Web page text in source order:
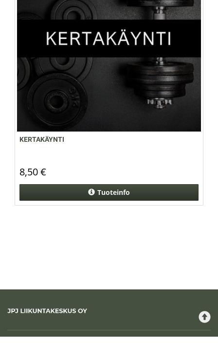
KERTAKÄYNTI
8,50 €
Tuoteinfo
JPJ Liikuntakeskus